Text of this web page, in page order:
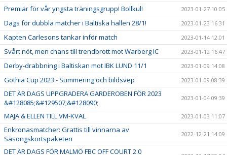
Premiär för vår yngsta träningsgrupp! Bollkul! 2023-01-27 10:05
Dags för dubbla matcher i Baltiska hallen 28/1! 2023-01-23 16:31
Kapten Carlesons tankar inför match 2023-01-14 12:01
Svårt nöt, men chans till trendbrott mot Warberg IC 2023-01-12 16:47
Derby-drabbning i Baltiskan mot IBK LUND 11/1 2023-01-09 14:08
Gothia Cup 2023 - Summering och bildsvep 2023-01-09 08:39
DET ÄR DAGS UPPGRADERA GARDEROBEN FÖR 2023
&#128085;&#129507;&#128090;
2023-01-04 09:39
MAJA & ELLEN TILL VM-KVAL 2023-01-03 11:07
Enkronasmatcher: Grattis till vinnarna av
Säsongskortspaketen
2022-12-21 14:09
DET ÄR DAGS FÖR MALMÖ FBC OFF COURT 2.0